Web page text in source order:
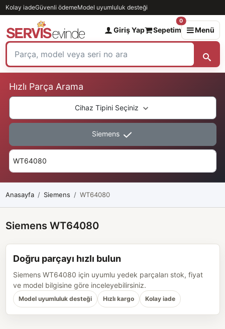
Kolay iadeGüvenli ödemeModel uyumluluk desteği
Giriş Yap Sepetim
0
Menü
Hızlı Parça Arama
Cihaz Tipini Seçiniz
Siemens
Anasayfa Siemens WT64080
Siemens WT64080
Doğru parçayı hızlı bulun
Siemens WT64080 için uyumlu yedek parçaları stok, fiyat
ve model bilgisine göre inceleyebilirsiniz.
Model uyumluluk desteği Hızlı kargo Kolay iade